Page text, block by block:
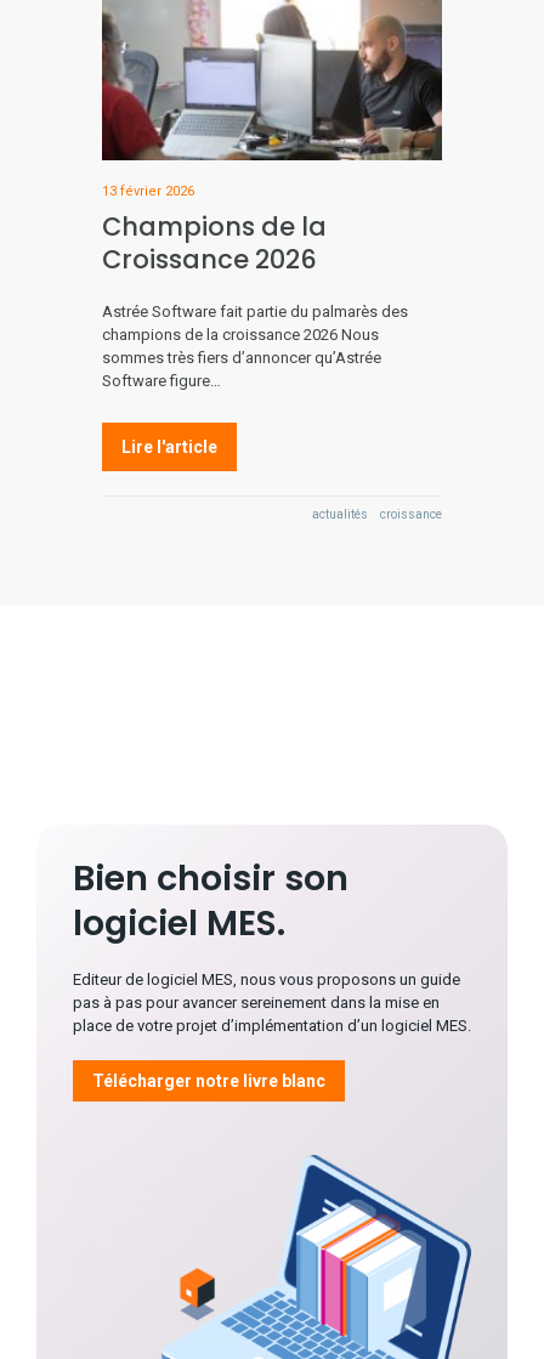
13 février 2026
Champions de la
Croissance 2026
Astrée Software fait partie du palmarès des
champions de la croissance 2026 Nous
sommes très fiers d’annoncer qu’Astrée
Software figure…
Lire l'article
actualités croissance
Bien choisir son
logiciel MES.
Editeur de logiciel MES, nous vous proposons un guide
pas à pas pour avancer sereinement dans la mise en
place de votre projet d’implémentation d’un logiciel MES.
Télécharger notre livre blanc